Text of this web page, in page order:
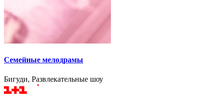
Семейные мелодрамы
Бигуди, Развлекательные шоу